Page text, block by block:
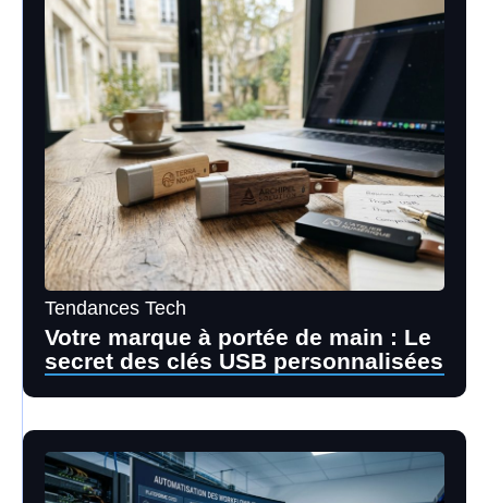
Tendances Tech
Votre marque à portée de main : Le
secret des clés USB personnalisées